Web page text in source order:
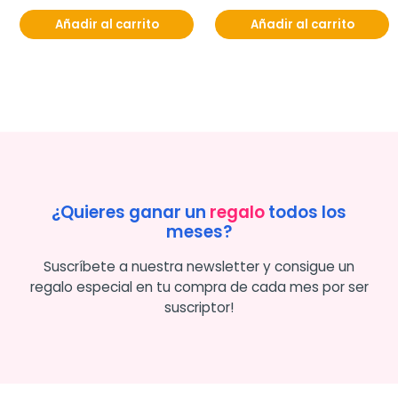
Añadir al carrito Añadir al carrito
¿Quieres ganar un regalotodos los
meses?
Suscríbete a nuestra newsletter y consigue un
regalo especial en tu compra de cada mes por ser
suscriptor!